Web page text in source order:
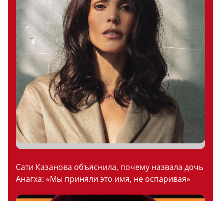
Сати Казанова объяснила, почему назвала дочь
Анагха: «Мы приняли это имя, не оспаривая»